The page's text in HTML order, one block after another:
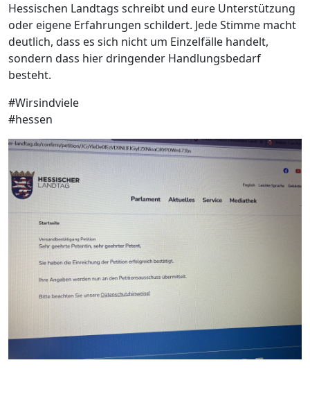
Hessischen Landtags schreibt und eure Unterstützung
oder eigene Erfahrungen schildert. Jede Stimme macht
deutlich, dass es sich nicht um Einzelfälle handelt,
sondern dass hier dringender Handlungsbedarf
besteht.
#Wirsindviele
#hessen